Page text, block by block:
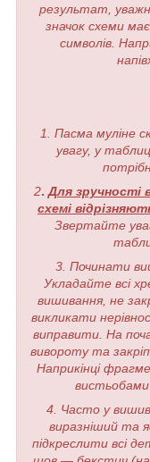
результат,
значок схеми
символів.
1. Пасма муліне
увагу, у
2. Для зручності
схемі
Звертайте
3. Починати
Укладайте всі
вишивання, не
викликати
виправити. На
вивороту та
Наприкінці
4. Часто у
виразніший та
підкреслити всі